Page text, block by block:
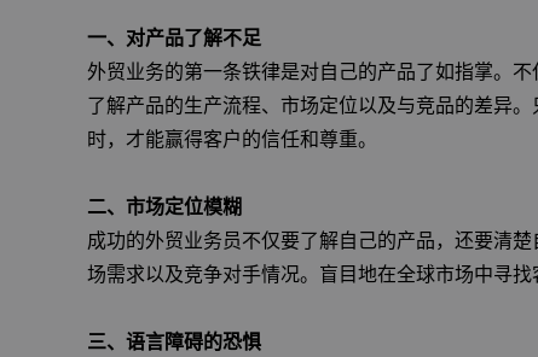
一、对产品了解不足
外贸业务的第一条铁律是对自己的产品了如指掌。
了解产品的生产流程、市场定位以及与竞品的差异
时，才能赢得客户的信任和尊重。
二、市场定位模糊
成功的外贸业务员不仅要了解自己的产品，还要清
场需求以及竞争对手情况。盲目地在全球市场中寻
三、语言障碍的恐惧